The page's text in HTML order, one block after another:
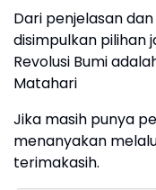
Dari penjelasan
disimpulkan pilihan
Revolusi Bumi
Matahari
Jika masih punya
menanyakan
terimakasih.